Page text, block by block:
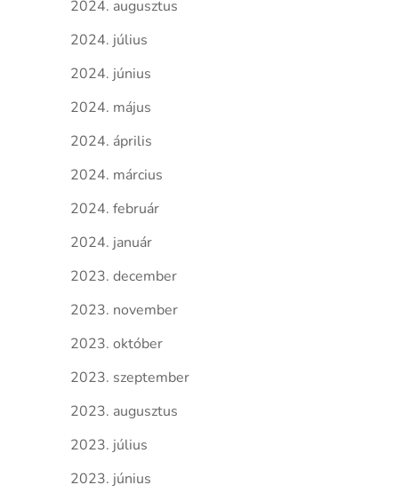
2024. augusztus
2024. július
2024. június
2024. május
2024. április
2024. március
2024. február
2024. január
2023. december
2023. november
2023. október
2023. szeptember
2023. augusztus
2023. július
2023. június